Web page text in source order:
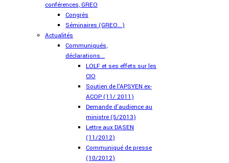
conférences, GREO
Congrès
Séminaires (GREO...)
Actualités
Communiqués,
déclarations...
LOLF et ses effets sur les
CIO
Soutien de l'APSYEN ex-
ACOP (11/ 2011)
Demande d'audience au
ministre (5/2013)
Lettre aux DASEN
(11/2012)
Communiqué de presse
(10/2012)